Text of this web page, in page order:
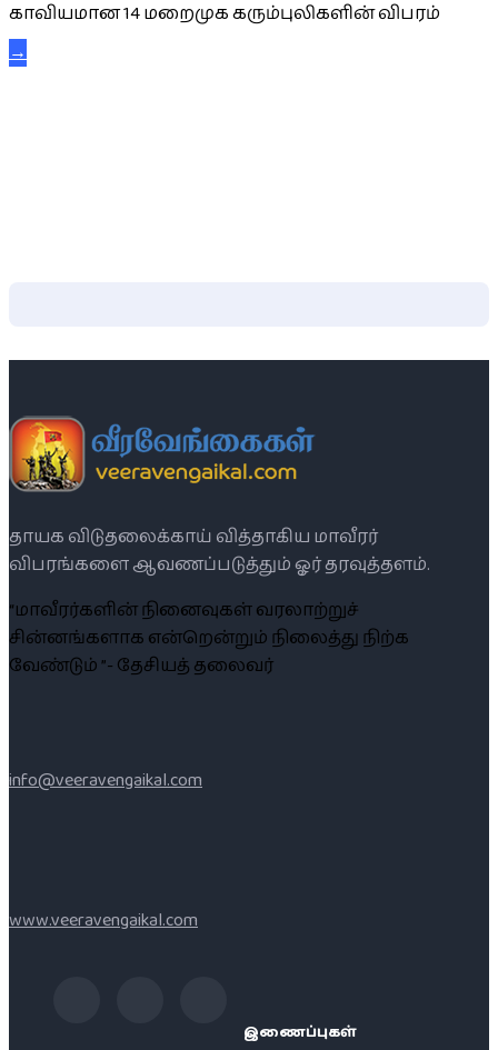
காவியமான 14 மறைமுக கரும்புலிகளின் விபரம்
→
தாயக விடுதலைக்காய் வித்தாகிய மாவீரர்
விபரங்களை ஆவணப்படுத்தும் ஓர் தரவுத்தளம்.
“மாவீரர்களின் நினைவுகள் வரலாற்றுச்
சின்னங்களாக என்றென்றும் நிலைத்து நிற்க
வேண்டும் ”- தேசியத் தலைவர்
info@veeravengaikal.com
www.veeravengaikal.com
இணைப்புகள்